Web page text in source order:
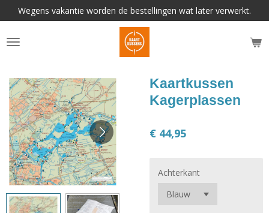
direct
naar
de
Wegens vakantie worden de bestellingen wat later verwerkt.
Kaartkussen
Kagerplassen
€ 44,95
Achterkant